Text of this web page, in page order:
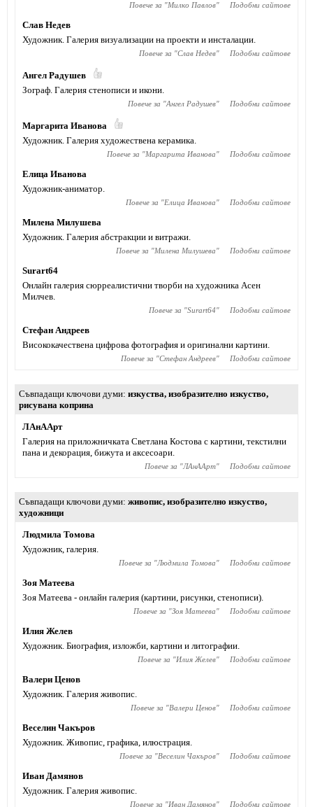
Повече за "Милко Павлов" Подобни сайтове
Слав Недев
Художник. Галерия визуализации на проекти и инсталации.
Повече за "Слав Недев" Подобни сайтове
Ангел Радушев
Зограф. Галерия стенописи и икони.
Повече за "Ангел Радушев" Подобни сайтове
Маргарита Иванова
Художник. Галерия художествена керамика.
Повече за "Маргарита Иванова" Подобни сайтове
Елица Иванова
Художник-аниматор.
Повече за "Елица Иванова" Подобни сайтове
Милена Милушева
Художник. Галерия абстракции и витражи.
Повече за "Милена Милушева" Подобни сайтове
Surart64
Онлайн галерия сюрреалистични творби на художника Асен
Милчев.
Повече за "Surart64" Подобни сайтове
Стефан Андреев
Висококачествена цифрова фотография и оригинални картини.
Повече за "Стефан Андреев" Подобни сайтове
Съвпадащи ключови думи изкуства, изобразително изкуство,
рисувана коприна
ЛАнААрт
Галерия на приложничката Светлана Костова с картини, текстилни
пана и декорация, бижута и аксесоари.
Повече за "ЛАнААрт" Подобни сайтове
Съвпадащи ключови думи живопис, изобразително изкуство,
художници
Людмила Томова
Художник, галерия.
Повече за "Людмила Томова" Подобни сайтове
Зоя Матеева
Зоя Матеева - онлайн галерия (картини, рисунки, стенописи).
Повече за "Зоя Матеева" Подобни сайтове
Илия Желев
Художник. Биография, изложби, картини и литографии.
Повече за "Илия Желев" Подобни сайтове
Валери Ценов
Художник. Галерия живопис.
Повече за "Валери Ценов" Подобни сайтове
Веселин Чакъров
Художник. Живопис, графика, илюстрация.
Повече за "Веселин Чакъров" Подобни сайтове
Иван Дамянов
Художник. Галерия живопис.
Повече за "Иван Дамянов" Подобни сайтове